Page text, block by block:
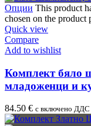
Опции This product
chosen on the product
Quick view
Compare
Add to wishlist
Комплект бяло
младоженци и
84.50 € с включено ДДС